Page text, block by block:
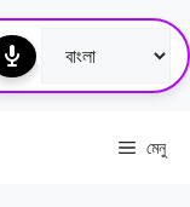
মেনু